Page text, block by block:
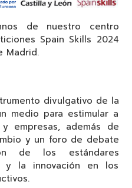
de nuestro centro
Spain Skills 2024
Madrid.
divulgativo de la
medio para estimular a
empresas, además de
y un foro de debate
de los estándares
y la innovación en los